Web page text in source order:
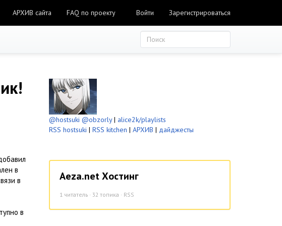
АРХИВ сайта FAQ по проекту Войти Зарегистрироваться
в
в
в
@hostsuki @obzorly| alice2k/playlists
RSS hostsuki | RSS kitchen | АРХИВ | дайджесты
Aeza.net Хостинг
1 читатель · 32 топика · RSS